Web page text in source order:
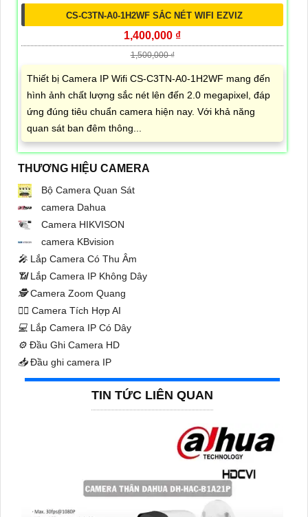
CS-C3TN-A0-1H2WF SẮC NÉT WIFI EZVIZ
1,400,000 ₫
1,500,000 ₫
Thiết bị Camera IP Wifi CS-C3TN-A0-1H2WF mang đến
hình ảnh chất lượng sắc nét lên đến 2.0 megapixel, đáp
ứng đúng tiêu chuẩn camera hiện nay. Với khả năng
quan sát ban đêm thông...
THƯƠNG HIỆU CAMERA
Bộ Camera Quan Sát
camera Dahua
Camera HIKVISON
camera KBvision
️🎤️ Lắp Camera Có Thu Âm
📶Lắp Camera IP Không Dây
🕵️Camera Zoom Quang
🧛‍♀️ Camera Tích Hợp AI
💻 Lắp Camera IP Có Dây
⚙️ Đầu Ghi Camera HD
📥Đầu ghi camera IP
TIN TỨC LIÊN QUAN